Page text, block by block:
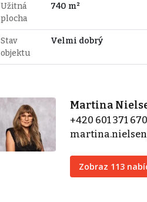
Užitná
plocha
740 m²
Stav
objektu
Velmi dobrý
Martina
+420 601 371 670
Zobraz 113